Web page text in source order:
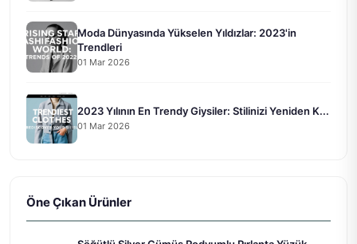
Moda Dünyasında Yükselen Yıldızlar: 2023'in
Trendleri
01 Mar 2026
2023 Yılının En Trendy Giysiler: Stilinizi Yeniden K...
01 Mar 2026
Öne Çıkan Ürünler